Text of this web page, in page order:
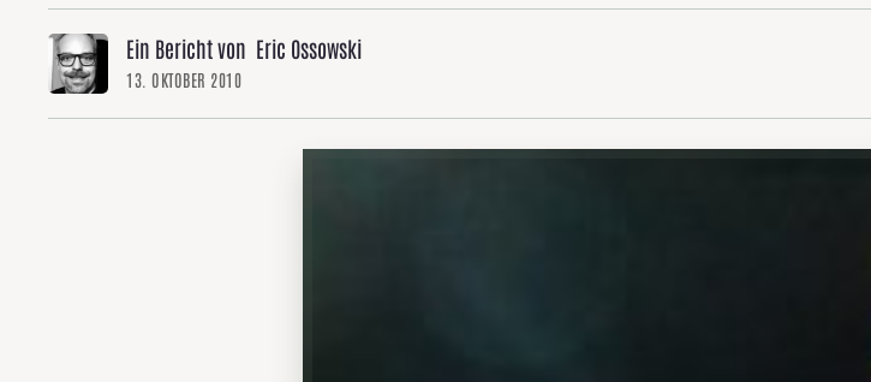
Ein Bericht von Eric Ossowski
13. OKTOBER 2010